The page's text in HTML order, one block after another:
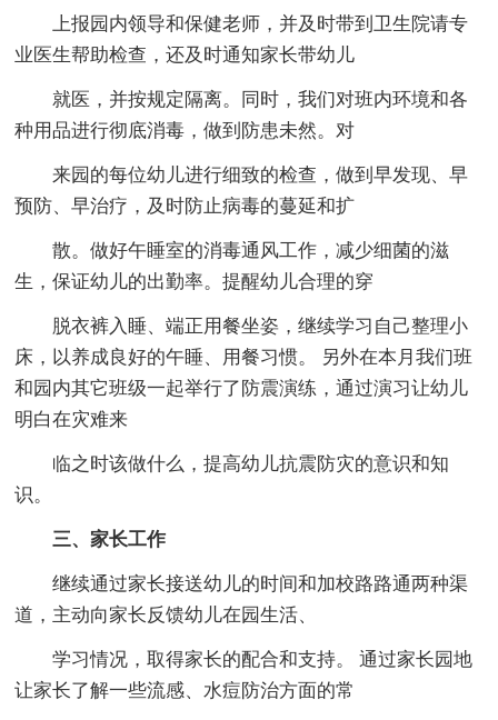
上报园内领导和保健老师，并及时带到卫生院请专
业医生帮助检查，还及时通知家长带幼儿
就医，并按规定隔离。同时，我们对班内环境和各
种用品进行彻底消毒，做到防患未然。对
来园的每位幼儿进行细致的检查，做到早发现、早
预防、早治疗，及时防止病毒的蔓延和扩
散。做好午睡室的消毒通风工作，减少细菌的滋
生，保证幼儿的出勤率。提醒幼儿合理的穿
脱衣裤入睡、端正用餐坐姿，继续学习自己整理小
床，以养成良好的午睡、用餐习惯。 另外在本月我们班
和园内其它班级一起举行了防震演练，通过演习让幼儿
明白在灾难来
临之时该做什么，提高幼儿抗震防灾的意识和知
识。
三、家长工作
继续通过家长接送幼儿的时间和加校路路通两种渠
道，主动向家长反馈幼儿在园生活、
学习情况，取得家长的配合和支持。 通过家长园地
让家长了解一些流感、水痘防治方面的常